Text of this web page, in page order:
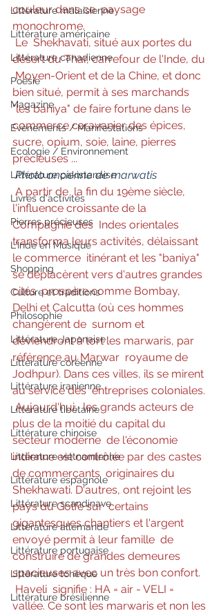
Littérature malaisienne
Littérature américaine
Littérature canadienne
Poésie
Magazine
Evènements / Manifestations
Ecologie / Environnement
Littérature pakistanaise
Livres d'activités
Pierres précieuses
L'Inde en Musique
Shopping
Culture et traditions
Philosophie
Littérature Japonaise
Littérature coréenne
Littérature iranienne
Littérature tibétaine
Littérature chinoise
Littérature vietnamienne
Littérature espagnole
Littérature scandinave
Littérature allemande
Littérature portugaise
Littérature tchèque
Littérature brésilienne
couleur dans ce  paysage
monochrome.
Le  Shekhavati, situé aux portes du
désert du Thar, carrefour de l'Inde, du
Moyen-Orient et de la Chine, et donc
bien situé, permit à ses marchands
"les baniya" de faire fortune dans le
commerce caravanier des épices,
sucre, opium, soie, laine, pierres
précieuses ...
Photo ancienne de marwatis
A partir de  la fin du 19ème siècle,
l'influence croissante de la
Compagnie des  Indes orientales
transforma leurs activités, délaissant
le commerce  itinérant et les "baniya"
se déplacèrent vers d'autres grandes
cités  prospère comme Bombay,
Delhi et Calcutta (où ces hommes
changèrent de  surnom et
deviendront à tort les marwaris, par
référence au Marwar  royaume de
Jodhpur). Dans ces villes, ils se mirent
au service des  entreprises coloniales.
Aujourd'hui,  les grands acteurs de
plus de la moitié du capital du
secteur moderne  de l'économie
indienne est contrôlée par des castes
de commerçants  originaires du
Shekhawati. D'autres, ont rejoint les
pays du Golfe sur  certains
gigantesques chantiers et l'argent
envoyé permit à leur famille  de
construire de grandes demeures
spacieuses avec un très bon confort.
Haveli  signifie : HA = air - VELI =
vallée. Ce sont les marwaris et non les